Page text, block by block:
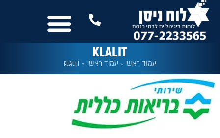
לתוכן
KLALIT
עמוד ראשי » עמוד ראשי »
KLALIT